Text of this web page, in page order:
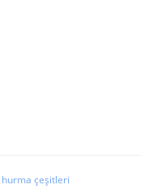
hurma çeşitleri